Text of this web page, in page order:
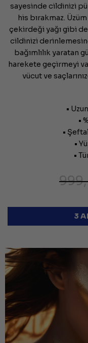
sayesinde cildinizi
his bırakmaz.
çekirdeği yağı gibi
cildinizi
bağımlılık yaratan
harekete geçirmeyi
vücut ve
•
•
•
•
•
3